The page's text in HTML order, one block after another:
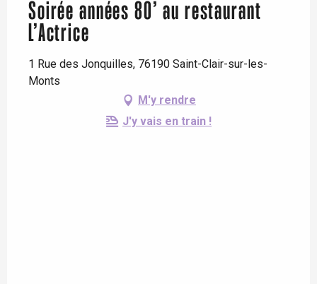
Soirée années 80’ au restaurant
L’Actrice
1 Rue des Jonquilles, 76190 Saint-Clair-sur-les-
Monts
M'y rendre
J'y vais en train !